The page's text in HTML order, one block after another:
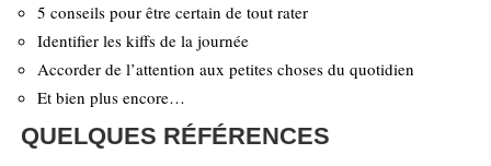
5 conseils pour être certain de tout rater
Identifier les kiffs de la journée
Accorder de l’attention aux petites choses du quotidien
Et bien plus encore…
QUELQUES RÉFÉRENCES